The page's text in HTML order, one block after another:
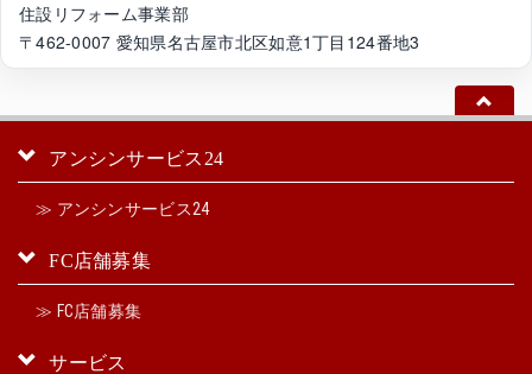
住設リフォーム事業部
〒462-0007 愛知県名古屋市北区如意1丁目124番地3
アンシンサービス24
≫ アンシンサービス24
FC店舗募集
≫ FC店舗募集
サービス